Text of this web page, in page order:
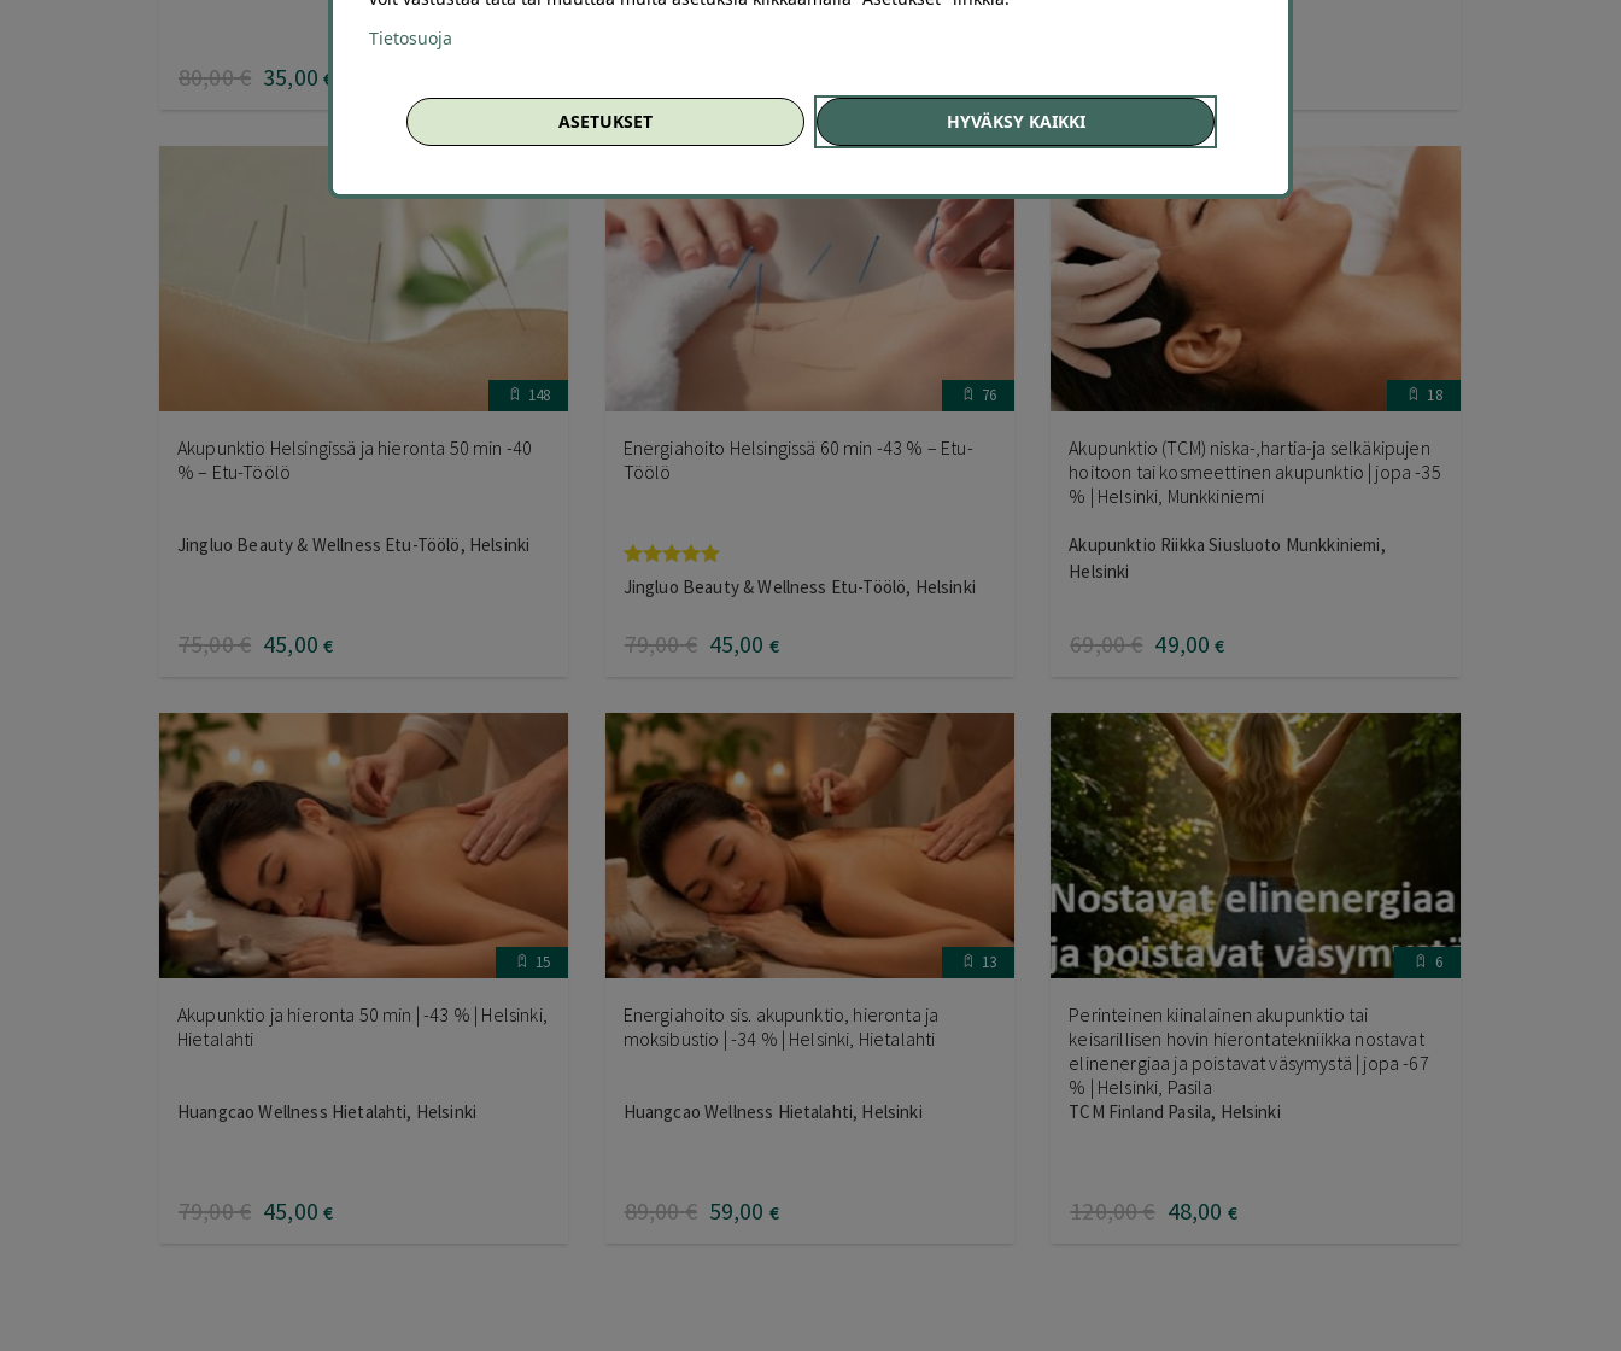
80,00€ 35,00 €
148
Akupunktio Helsingissä ja hieronta 50 min -40
% – Etu-Töölö
Jingluo Beauty & Wellness Etu-Töölö, Helsinki
75,00€ 45,00 €
76
Energiahoito Helsingissä 60 min -43 % – Etu-
Töölö
Arvostelu
tuotteesta:
Jingluo Beauty & Wellness Etu-Töölö, Helsinki
79,00€ 45,00 €
18
Akupunktio (TCM) niska-,hartia-ja selkäkipujen
hoitoon tai kosmeettinen akupunktio | jopa -35
% | Helsinki, Munkkiniemi
Akupunktio Riikka Siusluoto Munkkiniemi,
Helsinki
69,00€ 49,00 €
15
Akupunktio ja hieronta 50 min | -43 % | Helsinki,
Hietalahti
Huangcao Wellness Hietalahti, Helsinki
79,00€ 45,00 €
13
Energiahoito sis. akupunktio, hieronta ja
moksibustio | -34 % | Helsinki, Hietalahti
Huangcao Wellness Hietalahti, Helsinki
89,00€ 59,00 €
6
Perinteinen kiinalainen akupunktio tai
keisarillisen hovin hierontatekniikka nostavat
elinenergiaa ja poistavat väsymystä | jopa -67
% | Helsinki, Pasila
TCM Finland Pasila, Helsinki
120,00€ 48,00 €
Tietosuoja
ASETUKSET HYVÄKSY KAIKKI